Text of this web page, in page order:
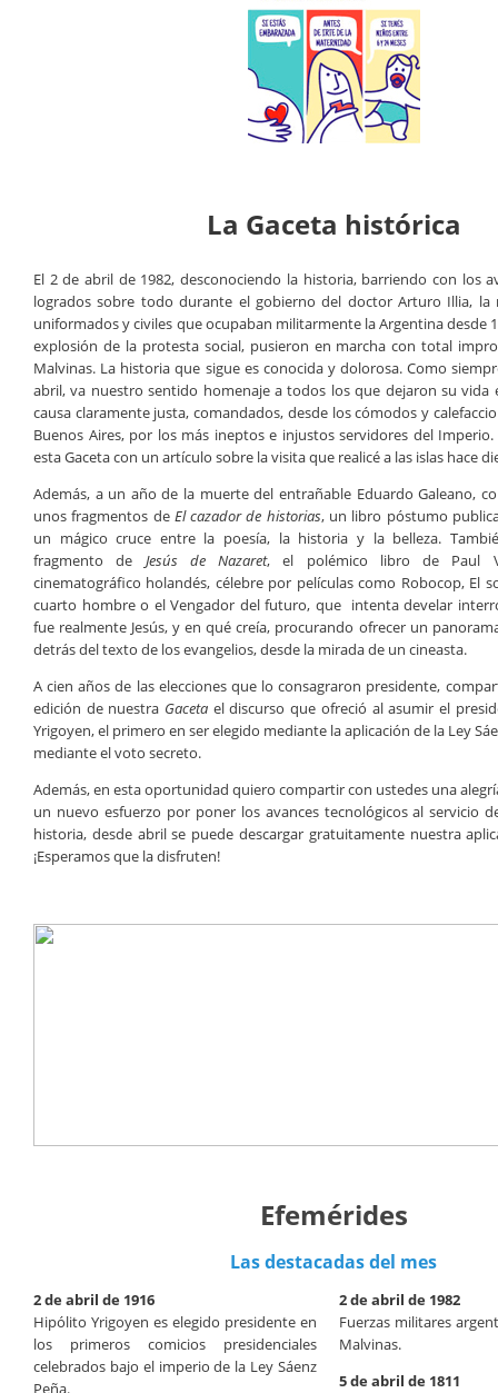
La Gaceta histórica
El 2 de abril de 1982, desconociendo la historia, barriendo con los
logrados sobre todo durante el gobierno del doctor Arturo Illia, la
uniformados y civiles que ocupaban militarmente la Argentina desde
explosión de la protesta social, pusieron en marcha con total
Malvinas. La historia que sigue es conocida y dolorosa. Como
abril, va nuestro sentido homenaje a todos los que dejaron su vida
causa claramente justa, comandados, desde los cómodos y
Buenos Aires, por los más ineptos e injustos servidores del
esta Gaceta con un artículo sobre la visita que realicé a las islas hace
Además, a un año de la muerte del entrañable Eduardo Galeano,
unos fragmentos de El cazador de historias, un libro póstumo
un mágico cruce entre la poesía, la historia y la belleza.
fragmento de Jesús de Nazaret, el polémico libro de Paul
cinematográfico holandés, célebre por películas como Robocop, El
cuarto hombre o el Vengador del futuro, que intenta develar
fue realmente Jesús, y en qué creía, procurando ofrecer un
detrás del texto de los evangelios, desde la mirada de un cineasta.
A cien años de las elecciones que lo consagraron presidente,
edición de nuestra Gaceta el discurso que ofreció al asumir el
Yrigoyen, el primero en ser elegido mediante la aplicación de la Ley
mediante el voto secreto.
Además, en esta oportunidad quiero compartir con ustedes una
un nuevo esfuerzo por poner los avances tecnológicos al servicio
historia, desde abril se puede descargar gratuitamente nuestra
¡Esperamos que la disfruten!
Efemérides
Las destacadas del mes
2 de abril de 1916
Hipólito Yrigoyen es elegido presidente en
los primeros comicios presidenciales
celebrados bajo el imperio de la Ley Sáenz
Peña.
2 de abril de 1982
Fuerzas militares
Malvinas.
5 de abril de 1811